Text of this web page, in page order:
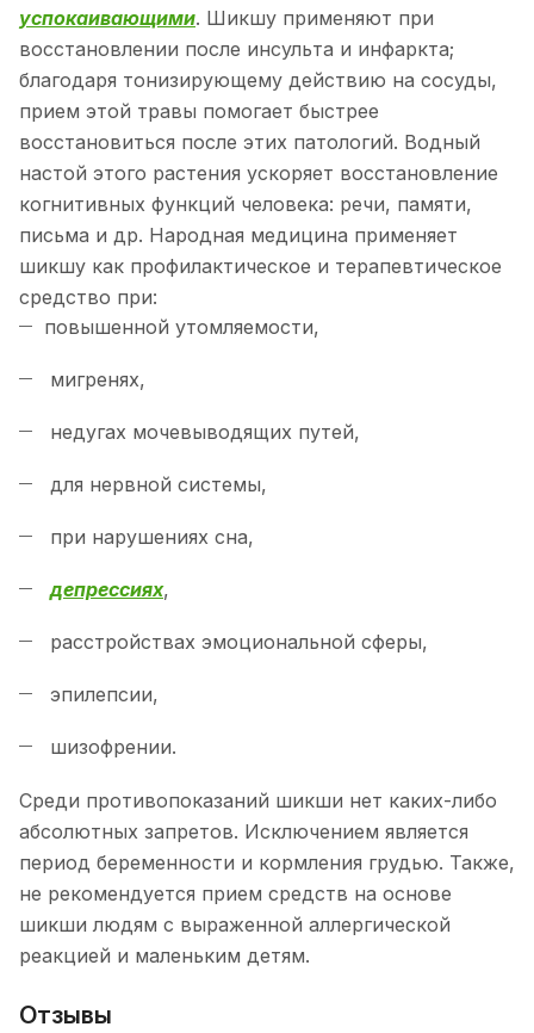
успокаивающими. Шикшу применяют при
восстановлении после инсульта и инфаркта;
благодаря тонизирующему действию на сосуды,
прием этой травы помогает быстрее
восстановиться после этих патологий. Водный
настой этого растения ускоряет восстановление
когнитивных функций человека: речи, памяти,
письма и др. Народная медицина применяет
шикшу как профилактическое и терапевтическое
средство при:
повышенной утомляемости,
мигренях,
недугах мочевыводящих путей,
для нервной системы,
при нарушениях сна,
депрессиях,
расстройствах эмоциональной сферы,
эпилепсии,
шизофрении.
Среди противопоказаний шикши нет каких-либо
абсолютных запретов. Исключением является
период беременности и кормления грудью. Также,
не рекомендуется прием средств на основе
шикши людям с выраженной аллергической
реакцией и маленьким детям.
Отзывы